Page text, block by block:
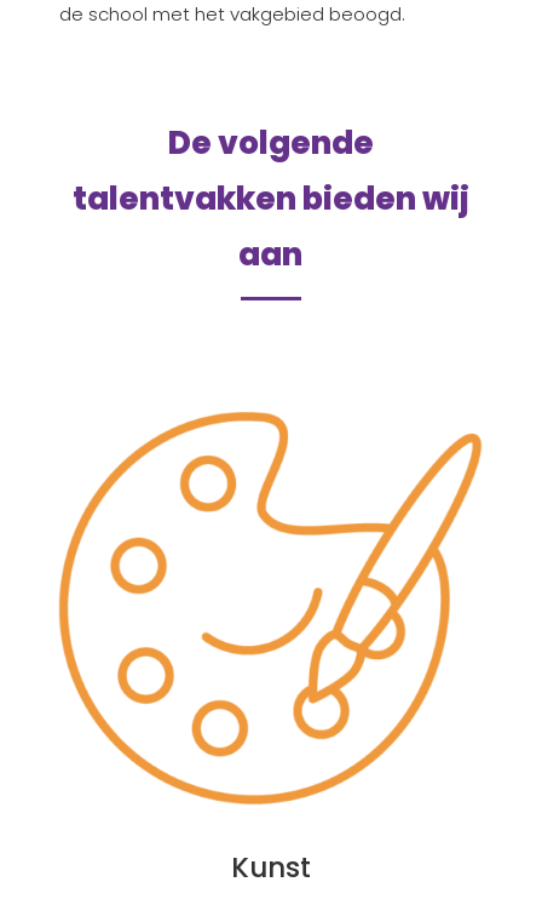
de school met het vakgebied beoogd.
De volgende
talentvakken bieden wij
aan
Kunst